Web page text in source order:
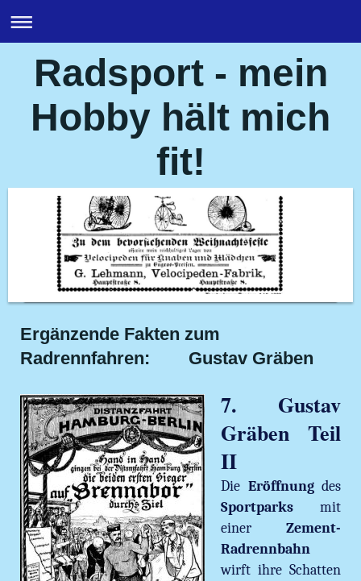
Radsport - mein
Hobby hält mich
fit!
Ergänzende Fakten zum
Radrennfahren: Gustav Gräben
7. Gustav
Gräben Teil
II
Die Eröffnungdes
Sportparks mit
einer Zement-
Radrennbahn
wirft ihre Schatten